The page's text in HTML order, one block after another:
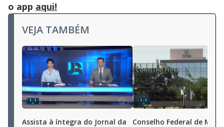
o app aqui!
VEJA TAMBÉM
Assista à íntegra do Jornal da
Conselho Federal de